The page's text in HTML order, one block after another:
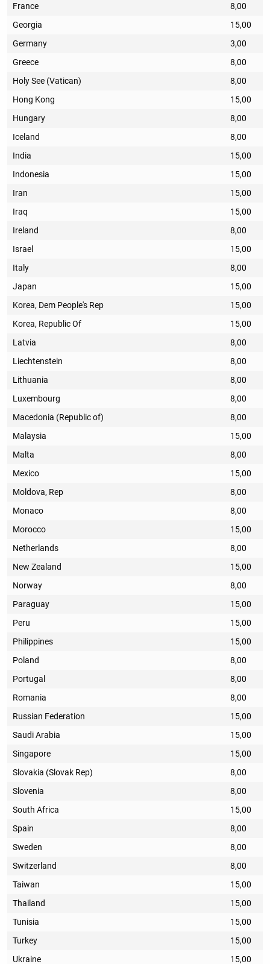
France
8,00
Georgia
15,00
Germany
3,00
Greece
8,00
Holy See (Vatican)
8,00
Hong Kong
15,00
Hungary
8,00
Iceland
8,00
India
15,00
Indonesia
15,00
Iran
15,00
Iraq
15,00
Ireland
8,00
Israel
15,00
Italy
8,00
Japan
15,00
Korea, Dem People's Rep
15,00
Korea, Republic Of
15,00
Latvia
8,00
Liechtenstein
8,00
Lithuania
8,00
Luxembourg
8,00
Macedonia (Republic of)
8,00
Malaysia
15,00
Malta
8,00
Mexico
15,00
Moldova, Rep
8,00
Monaco
8,00
Morocco
15,00
Netherlands
8,00
New Zealand
15,00
Norway
8,00
Paraguay
15,00
Peru
15,00
Philippines
15,00
Poland
8,00
Portugal
8,00
Romania
8,00
Russian Federation
15,00
Saudi Arabia
15,00
Singapore
15,00
Slovakia (Slovak Rep)
8,00
Slovenia
8,00
South Africa
15,00
Spain
8,00
Sweden
8,00
Switzerland
8,00
Taiwan
15,00
Thailand
15,00
Tunisia
15,00
Turkey
15,00
Ukraine
15,00